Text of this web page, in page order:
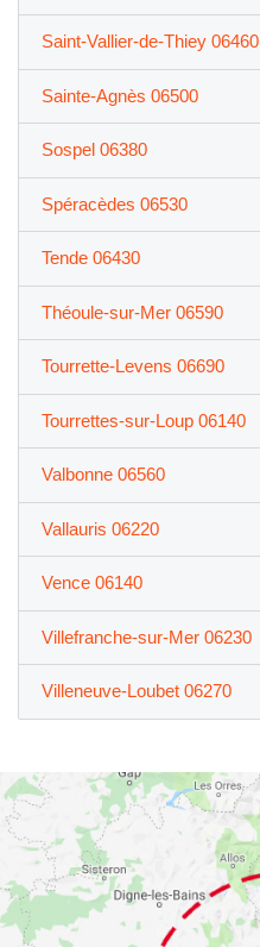
Saint-Vallier-de-Thiey 06460
Sainte-Agnès 06500
Sospel 06380
Spéracèdes 06530
Tende 06430
Théoule-sur-Mer 06590
Tourrette-Levens 06690
Tourrettes-sur-Loup 06140
Valbonne 06560
Vallauris 06220
Vence 06140
Villefranche-sur-Mer 06230
Villeneuve-Loubet 06270